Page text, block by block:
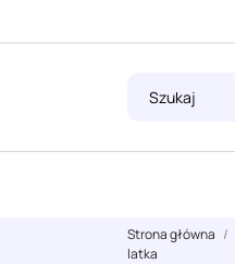
Strona główna
latka